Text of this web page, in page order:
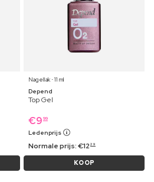
Nagellak ⋅ 11 ml
Depend
Top Gel
€9 99
Ledenprijs
Normale prijs:€12 29
KOOP